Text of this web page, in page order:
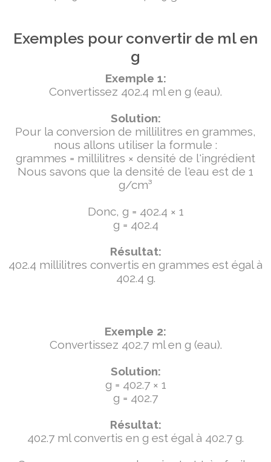
Exemples pour convertir de ml en
g
Exemple 1:
Convertissez 402.4 ml en g (eau).
Solution:
Pour la conversion de millilitres en grammes,
nous allons utiliser la formule :
grammes = millilitres × densité de l'ingrédient
Nous savons que la densité de l'eau est de 1
g/cm³
Donc, g = 402.4 × 1
g = 402.4
Résultat:
402.4 millilitres convertis en grammes est égal à
402.4 g.
Exemple 2:
Convertissez 402.7 ml en g (eau).
Solution:
g = 402.7 × 1
g = 402.7
Résultat:
402.7 ml convertis en g est égal à 402.7 g.